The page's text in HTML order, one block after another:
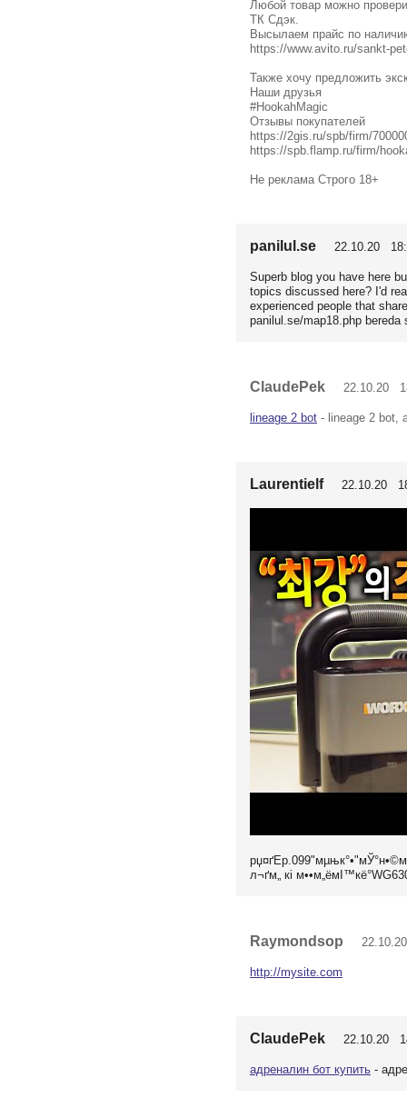
Любой товар можно
ТК Сдэк.
Высылаем прайс по
https://www.avito.ru/sankt-
Также хочу предложить
Наши друзья
#HookahMagic
Отзывы покупателей
https://2gis.ru/spb/firm/
https://spb.flamp.ru/firm/
Не реклама Строго 18+
panilul.se 22.10.20
Superb blog you have here
topics discussed here? I'd
experienced people that
panilul.se/map18.php bereda
ClaudePek 22.10.20
lineage 2 bot - lineage 2 bot,
Laurentielf22.10.20
л¬ґм„ кі
Raymondsop
http://mysite.com
ClaudePek 22.10.20
адреналин бот купить -